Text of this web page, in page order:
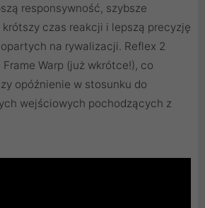
responsywność, szybsze
czas reakcji i lepszą precyzję
na rywalizacji. Reflex 2
Warp (już wkrótce!), co
opóźnienie w stosunku do
wejściowych pochodzących z